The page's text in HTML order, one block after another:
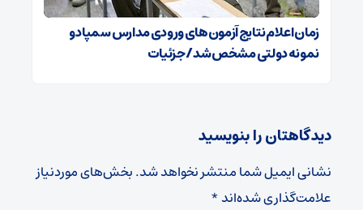
زمان اعلام نتایج آزمون‌های ورودی مدارس سمپاد و
نمونه دولتی مشخص شد/ جزئیات
دیدگاهتان را بنویسید
نشانی ایمیل شما منتشر نخواهد شد.بخش‌های موردنیاز
علامت‌گذاری شده‌اند*